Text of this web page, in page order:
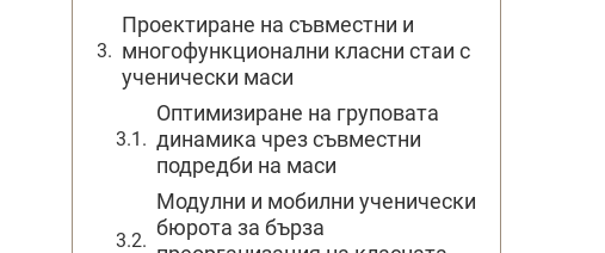
Проектиране на съвместни и
многофункционални класни стаи с
ученически маси
Оптимизиране на груповата
динамика чрез съвместни
подредби на маси
Модулни и мобилни ученически
бюрота за бърза